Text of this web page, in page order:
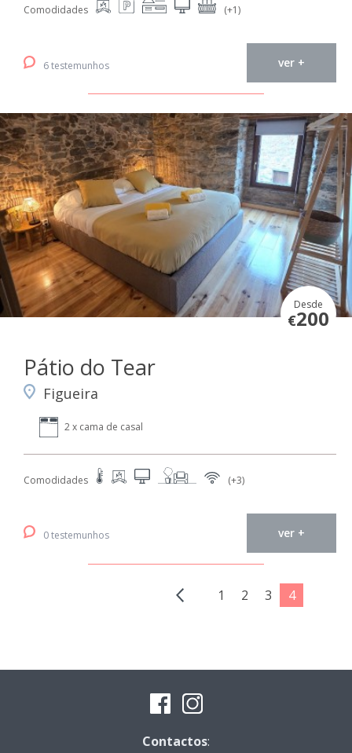
Comodidades (+1)
6 testemunhos ver +
Desde
€200
Pátio do Tear
Figueira
2 x cama de casal
Comodidades (+3)
0 testemunhos ver +
1 2 3 4
Contactos: